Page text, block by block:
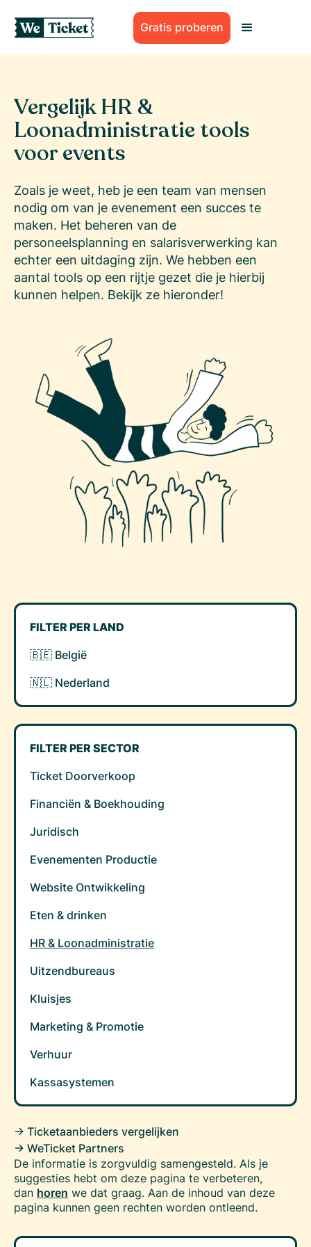
Gratis proberen
Vergelijk HR &
Loonadministratie tools
voor events
Zoals je weet, heb je een team van mensen
nodig om van je evenement een succes te
maken. Het beheren van de
personeelsplanning en salarisverwerking kan
echter een uitdaging zijn. We hebben een
aantal tools op een rijtje gezet die je hierbij
kunnen helpen. Bekijk ze hieronder!
FILTER PER LAND
🇧🇪 België
🇳🇱 Nederland
FILTER PER SECTOR
Ticket Doorverkoop
Financiën & Boekhouding
Juridisch
Evenementen Productie
Website Ontwikkeling
Eten & drinken
HR & Loonadministratie
Uitzendbureaus
Kluisjes
Marketing & Promotie
Verhuur
Kassasystemen
-> Ticketaanbieders vergelijken
-> WeTicket Partners
De informatie is zorgvuldig samengesteld. Als je
suggesties hebt om deze pagina te verbeteren,
dan horen we dat graag. Aan de inhoud van deze
pagina kunnen geen rechten worden ontleend.